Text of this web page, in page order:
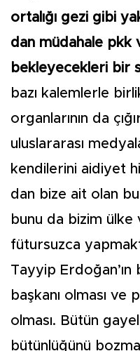
ortalığı gezi gibi
dan müdahale pkk
bekleyecekleri bir
bazı kalemlerle
organlarının da
uluslararası
kendilerini aidiyet
dan bize ait olan
bunu da bizim ülke
fütursuzca
Tayyip
başkanı olması
olması. Bütün
bütünlüğünü